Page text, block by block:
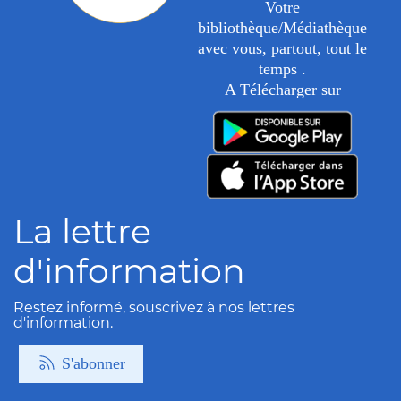
Votre
bibliothèque/Médiathèque
avec vous, partout, tout le
temps .
A Télécharger sur
La lettre
d'information
Restez informé, souscrivez à nos lettres
d'information.
S'abonner